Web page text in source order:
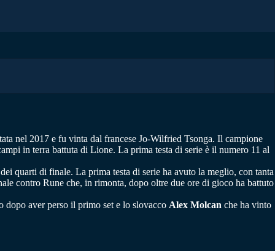
nel 2017 e fu vinta dal francese Jo-Wilfried Tsonga. Il campione
in terra battuta di Lione. La prima testa di serie è il numero 11 al
quarti di finale. La prima testa di serie ha avuto la meglio, con tanta
contro Rune che, in rimonta, dopo oltre due ore di gioco ha battuto
dopo aver perso il primo set e lo slovacco Alex Molcan che ha vinto